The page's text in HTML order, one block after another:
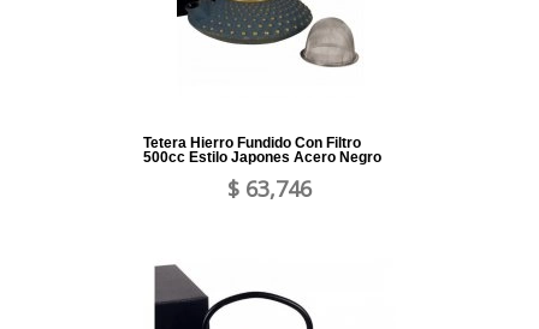
Tetera Hierro Fundido Con Filtro
500cc Estilo Japones Acero Negro
$ 63,746